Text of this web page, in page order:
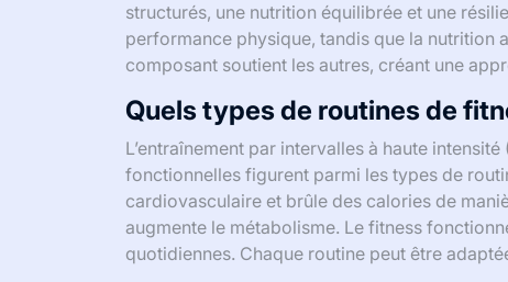
structurés, une nutrition équilibrée et une
performance physique, tandis que la nutrition
composant soutient les autres, créant une
Quels types de routines de
L’entraînement par intervalles à haute
fonctionnelles figurent parmi les types de
cardiovasculaire et brûle des calories de
augmente le métabolisme. Le fitness
quotidiennes. Chaque routine peut être